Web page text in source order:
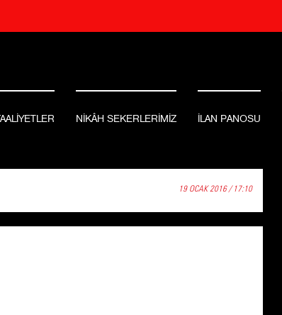
NİKÂH SEKERLERİMİZ İLAN PANOSU
19 OCAK 2016 / 17:10